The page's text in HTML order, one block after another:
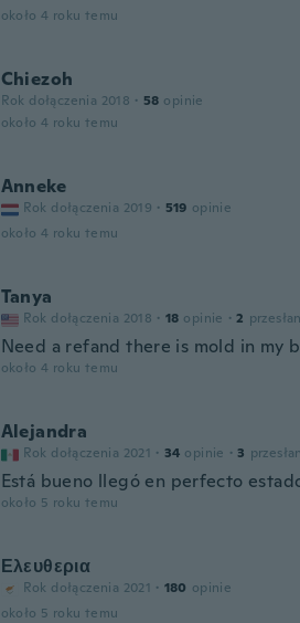
około 4 roku temu
Chiezoh
Rok dołączenia 2018 · 58 opinie
około 4 roku temu
Anneke
Rok dołączenia 2019 · 519 opinie
około 4 roku temu
Tanya
Rok dołączenia 2018 · 18 opinie · 2
Need a refand there is mold in my
około 4 roku temu
Alejandra
Rok dołączenia 2021 · 34 opinie · 3
Está bueno llegó en perfecto
około 5 roku temu
Ελευθερια
Rok dołączenia 2021 · 180 opinie
około 5 roku temu